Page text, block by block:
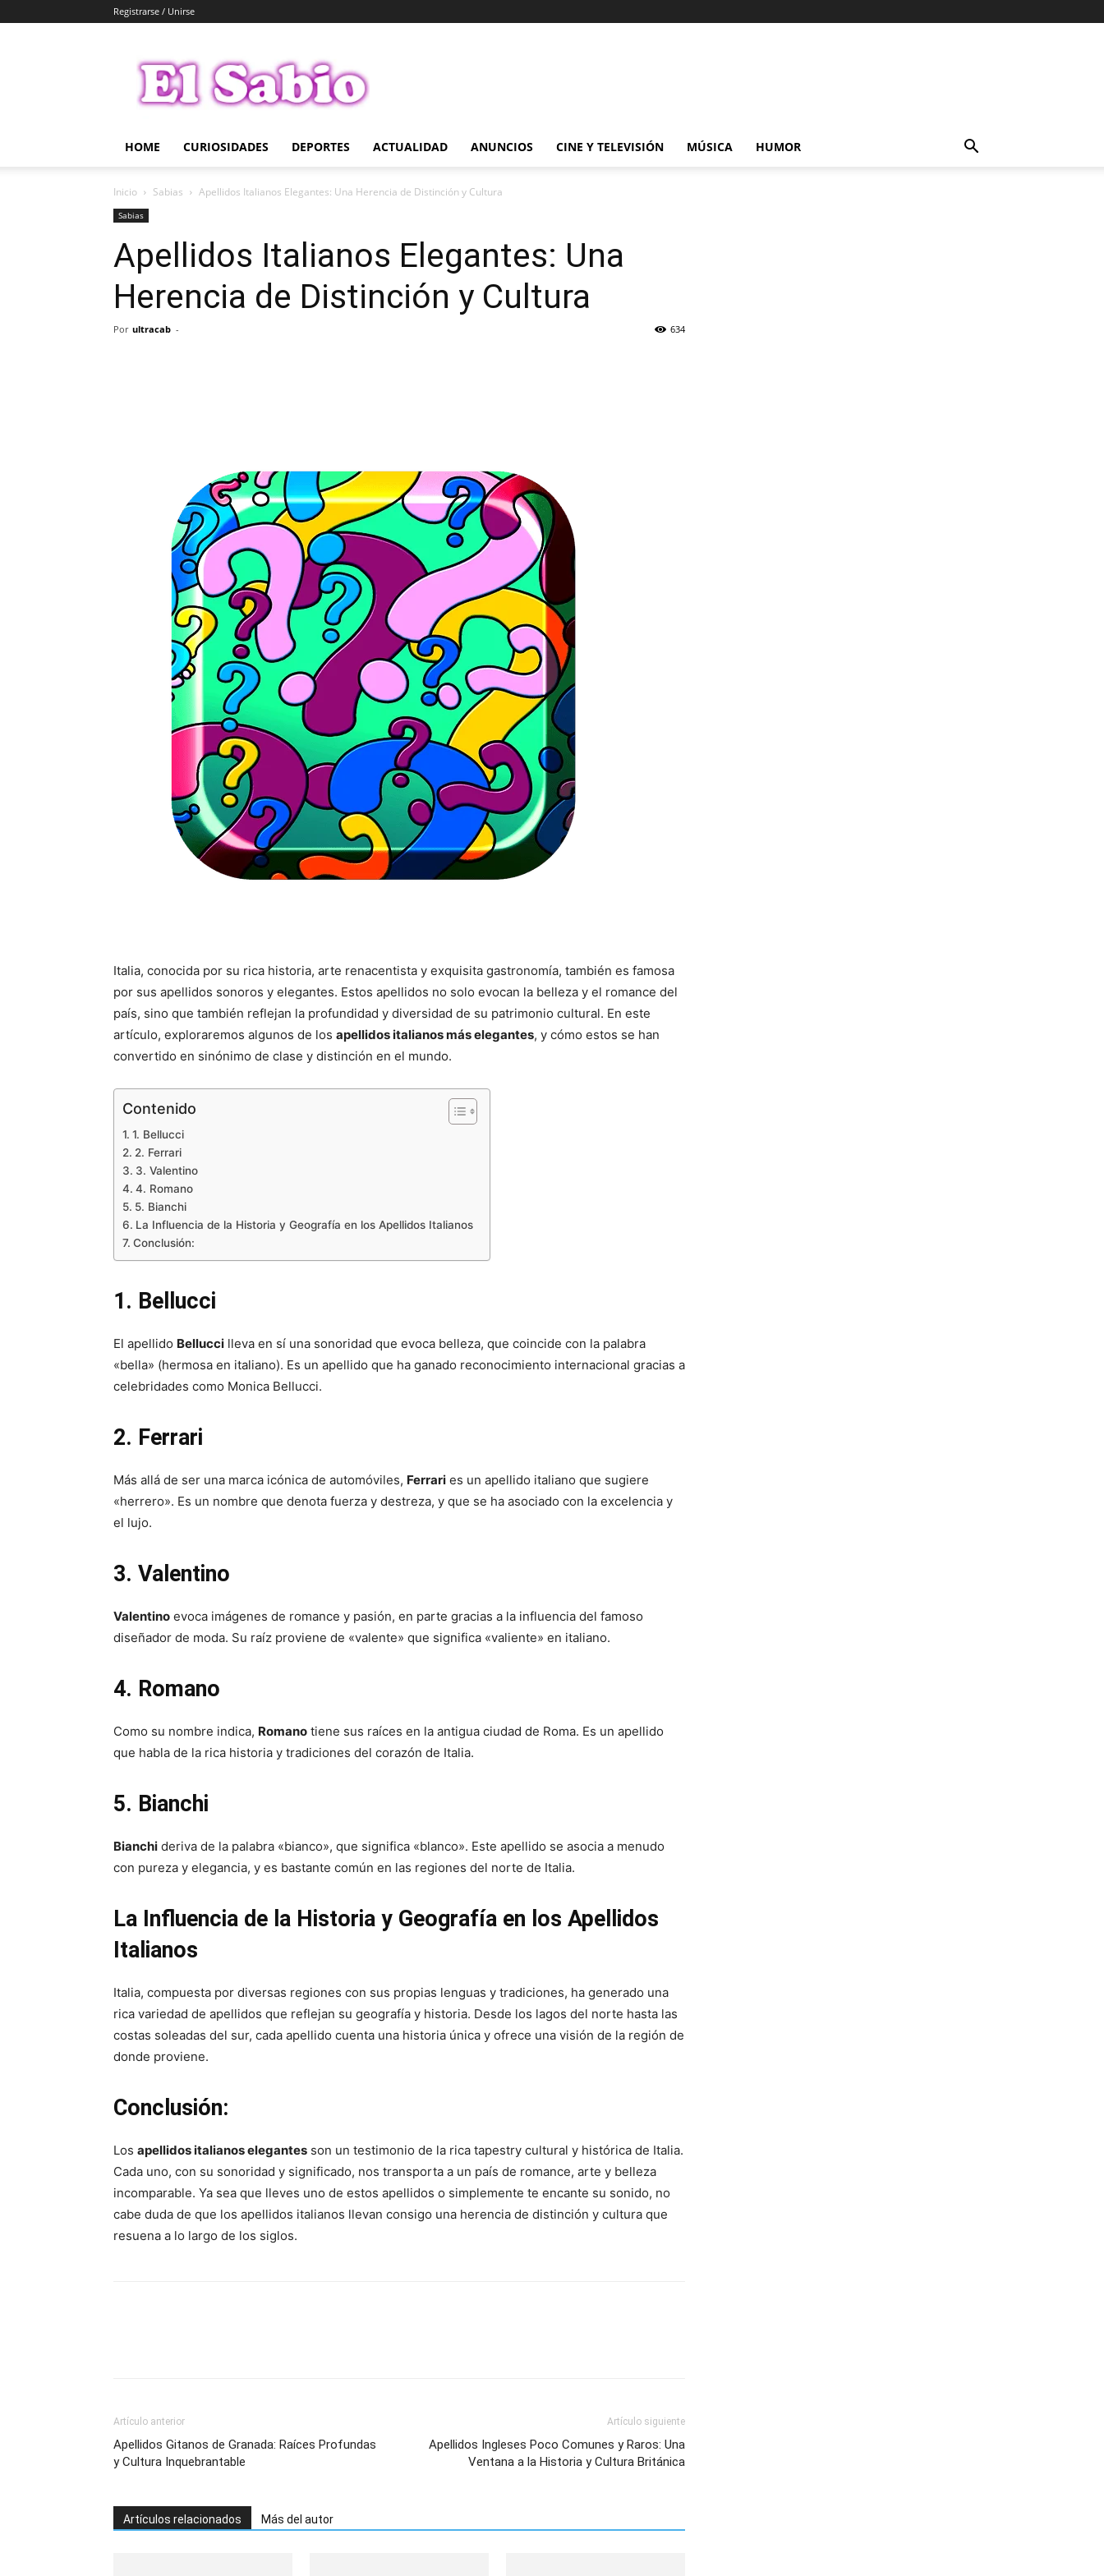
Registrarse / Unirse
Sabio
HOME CURIOSIDADES DEPORTES ACTUALIDAD ANUNCIOS CINE Y TELEVISIÓN MÚSICA HUMOR
Inicio Sabias Apellidos Italianos Elegantes: Una Herencia de Distinción y Cultura
Sabias
Apellidos Italianos Elegantes: Una
Herencia de Distinción y Cultura
Por ultracab - 634
Italia, conocida por su rica historia, arte renacentista y exquisita gastronomía, también es famosa
por sus apellidos sonoros y elegantes. Estos apellidos no solo evocan la belleza y el romance del
país, sino que también reflejan la profundidad y diversidad de su patrimonio cultural. En este
artículo, exploraremos algunos de los apellidos italianos más elegantes, y cómo estos se han
convertido en sinónimo de clase y distinción en el mundo.
Contenido
1. Bellucci
2. Ferrari
3. Valentino
4. Romano
5. Bianchi
La Influencia de la Historia y Geografía en los Apellidos Italianos
Conclusión:
1. Bellucci
El apellido Bellucci lleva en sí una sonoridad que evoca belleza, que coincide con la palabra
«bella» (hermosa en italiano). Es un apellido que ha ganado reconocimiento internacional gracias a
celebridades como Monica Bellucci.
2. Ferrari
Más allá de ser una marca icónica de automóviles, Ferrari es un apellido italiano que sugiere
«herrero». Es un nombre que denota fuerza y destreza, y que se ha asociado con la excelencia y
el lujo.
3. Valentino
Valentino evoca imágenes de romance y pasión, en parte gracias a la influencia del famoso
diseñador de moda. Su raíz proviene de «valente» que significa «valiente» en italiano.
4. Romano
Como su nombre indica, Romano tiene sus raíces en la antigua ciudad de Roma. Es un apellido
que habla de la rica historia y tradiciones del corazón de Italia.
5. Bianchi
Bianchi deriva de la palabra «bianco», que significa «blanco». Este apellido se asocia a menudo
con pureza y elegancia, y es bastante común en las regiones del norte de Italia.
La Influencia de la Historia y Geografía en los Apellidos
Italianos
Italia, compuesta por diversas regiones con sus propias lenguas y tradiciones, ha generado una
rica variedad de apellidos que reflejan su geografía y historia. Desde los lagos del norte hasta las
costas soleadas del sur, cada apellido cuenta una historia única y ofrece una visión de la región de
donde proviene.
Conclusión:
Los apellidos italianos elegantes son un testimonio de la rica tapestry cultural y histórica de Italia.
Cada uno, con su sonoridad y significado, nos transporta a un país de romance, arte y belleza
incomparable. Ya sea que lleves uno de estos apellidos o simplemente te encante su sonido, no
cabe duda de que los apellidos italianos llevan consigo una herencia de distinción y cultura que
resuena a lo largo de los siglos.
Artículo anterior
Apellidos Gitanos de Granada: Raíces Profundas
y Cultura Inquebrantable
Artículo siguiente
Apellidos Ingleses Poco Comunes y Raros: Una
Ventana a la Historia y Cultura Británica
Artículos relacionados Más del autor